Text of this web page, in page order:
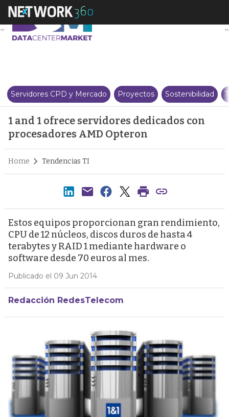
1 and 1 ofrece servidores
Servidores CPD y Mercado Proyectos Sostenibilidad
1 and 1 ofrece servidores dedicados con
procesadores AMD Opteron
Home Tendencias TI
Estos equipos proporcionan gran rendimiento,
CPU de 12 núcleos, discos duros de hasta 4
terabytes y RAID 1 mediante hardware o
software desde 70 euros al mes.
Publicado el 09 Jun 2014
Redacción RedesTelecom